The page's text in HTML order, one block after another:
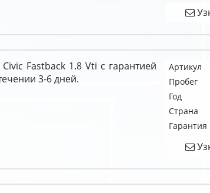
Fastback 1.8 Vti c гарантией
3-6 дней.
Артикул
Пробег
Год
Страна
Гарантия